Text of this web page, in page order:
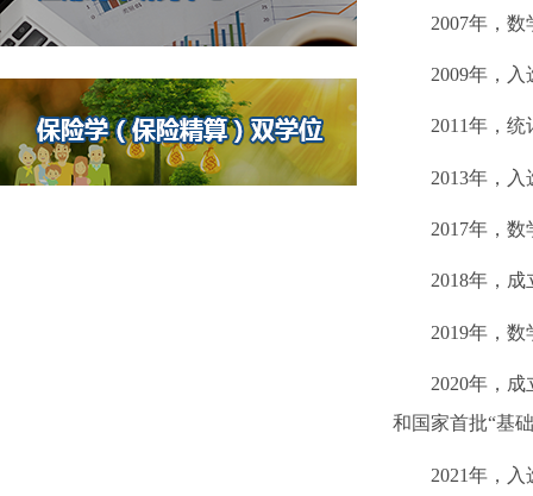
2007年，数
2009年，入
2011年，统
2013年，入
2017年，数
2018年，成
2019年，数
2020年，成
和国家首批“基
2021年，入